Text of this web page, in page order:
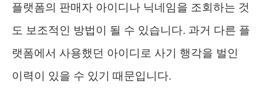
플랫폼의 판매자 아이디나 닉네임을 조회하는 것
도 보조적인 방법이 될 수 있습니다. 과거 다른 플
랫폼에서 사용했던 아이디로 사기 행각을 벌인
이력이 있을 수 있기 때문입니다.